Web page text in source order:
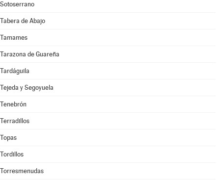
Sotoserrano
Tabera de Abajo
Tamames
Tarazona de Guareña
Tardáguila
Tejeda y Segoyuela
Tenebrón
Terradillos
Topas
Tordillos
Torresmenudas